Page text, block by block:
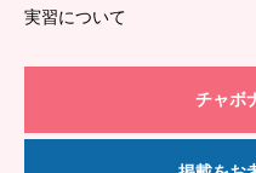
実習について
チャボ